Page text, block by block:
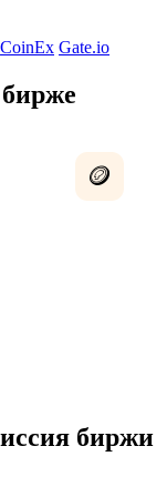
CoinEx Gate.io
🪙
биржи